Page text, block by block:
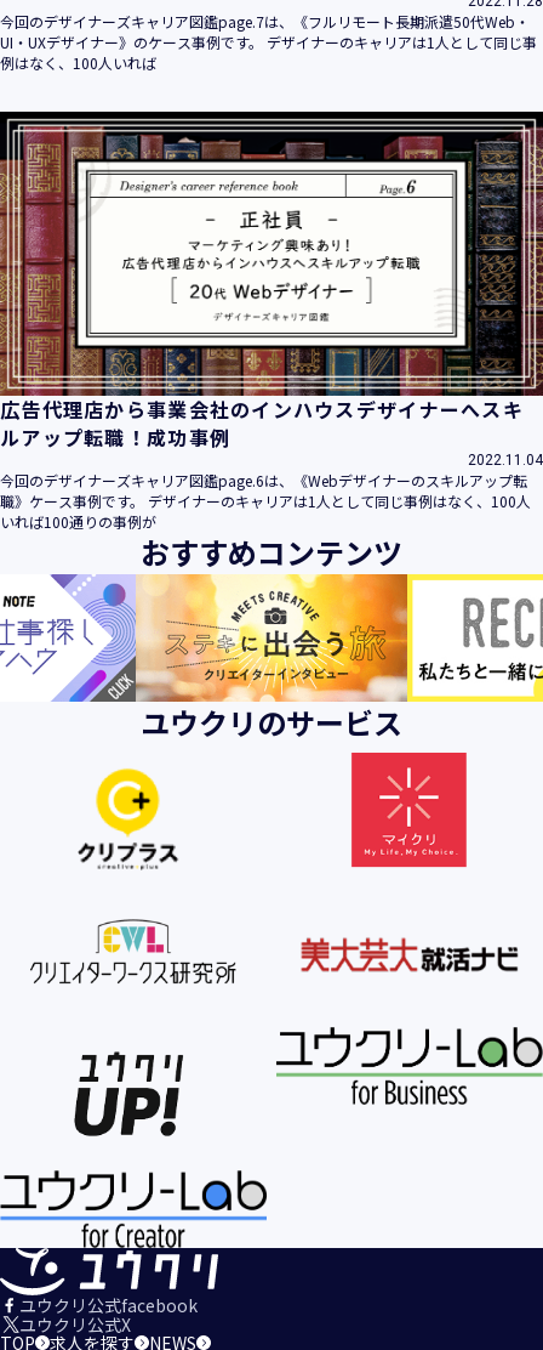
株式会社ユウクリ（以下「当社」といいます。）が取得する
個人情報とは、個人の識別に係る以下の情報をいいます。
カード情報、ログインID、パスワード、ニックネーム、IPア
ドレス等において、特定の個人を識別できる情報
（他の情報と照合することができ、それにより特定の個人を
識別することができることとなるものを含みます。）
・当社の運営・提供するサービス（以下総称して「当社サー
ビス」といいます。）において、お客様が、当社でご利用に
なったサービスの内容、ご利用日時、ご利用回数などのご利
用内容及びご利用履歴に関する情報
【個人情報の取得・収集について】
当社は、以下の方法により、個人情報を取得させていただき
ます。
当社サービスにおいて、自ら入力された個人情報を、当社は
取得・収集させていただきます。
・電子メール、郵便、書面、電話等の手段により取得・収集
させていただく方法
当社に対し、電子メール、郵便、書面、電話等の手段によっ
て、ご提供いただいた個人情報を、当社は取得・収集させて
いただきます。
・当社等へアクセスされた際に情報を収集させていただく方
す。これらの情報には、利用されるURL、ブラウザや携帯電
話の種類、IPアドレスなどの情報を含みます。
【個人情報の利用目的の公表】
当社は、個人情報を次の利用目的の範囲内で利用すること
第１項及びJISQ15001:2017の附属書A.3.4.2.4に基づき公表し
＜個人情報の利用目的＞
１．当社のサービスを提供するため
２．当社のサービスを安心・安全にご利用いただける環境整
備のため
３．当社のサービスの運営・管理のため
４．当社のサービスに関するご案内、お問い合せ等への対応
５．当社、その他当社のサービスについての調査・データ集
積、改善、研究開発のため
６．当社がおすすめする商品・サービスなどのご案内を送
信・送付するため
７．当社とお客様の間での必要な連絡を行うため
８．当社のサービスに関する当社の規約、ポリシー等（以下
「規約等」といいます。）に違反する行為に対する対応のた
今回のデザイナーズキャリア図鑑page.7は、《フルリモート長期派遣50代Web・
UI・UXデザイナー》のケース事例です。 デザイナーのキャリアは1人として同じ事
例はなく、100人いれば
広告代理店から事業会社のインハウスデザイナーへスキ
ルアップ転職！成功事例
2022.11.04
今回のデザイナーズキャリア図鑑page.6は、《Webデザイナーのスキルアップ転
職》ケース事例です。 デザイナーのキャリアは1人として同じ事例はなく、100人
いれば100通りの事例が
おすすめコンテンツ
ユウクリのサービス
ユウクリ公式facebook
ユウクリ公式X
TOP 求人を探す NEWS